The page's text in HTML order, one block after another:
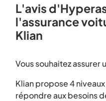
L'avis
l'assurance
Klian
Vous souhaitez assurer
Klian propose 4
répondre aux besoins